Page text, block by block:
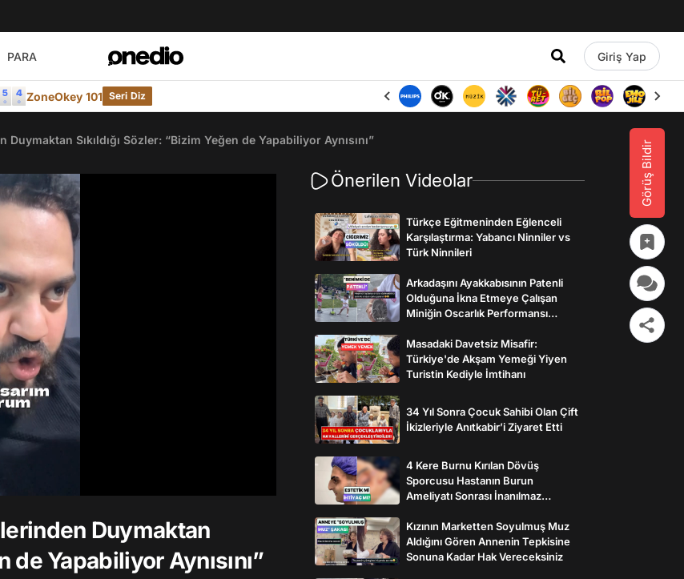
PARA Giriş Yap
ZoneOkey 101 Seri Diz
Görüş Bildir
Sıkıldığı Sözler: “Bizim Yeğen de Yapabiliyor Aynısını”
Duymaktan
de Yapabiliyor Aynısını”
Önerilen Videolar
Türkçe Eğitmeninden Eğlenceli
Karşılaştırma: Yabancı Ninniler vs
Türk Ninnileri
Arkadaşını Ayakkabısının Patenli
Olduğuna İkna Etmeye Çalışan
Miniğin Oscarlık Performansı
Masadaki Davetsiz Misafir:
Türkiye'de Akşam Yemeği Yiyen
Turistin Kediyle İmtihanı
34 Yıl Sonra Çocuk Sahibi Olan Çift
İkizleriyle Anıtkabir’i Ziyaret Etti
4 Kere Burnu Kırılan Dövüş
Sporcusu Hastanın Burun
Ameliyatı Sonrası İnanılmaz
Kızının Marketten Soyulmuş Muz
Aldığını Gören Annenin Tepkisine
Sonuna Kadar Hak Vereceksiniz